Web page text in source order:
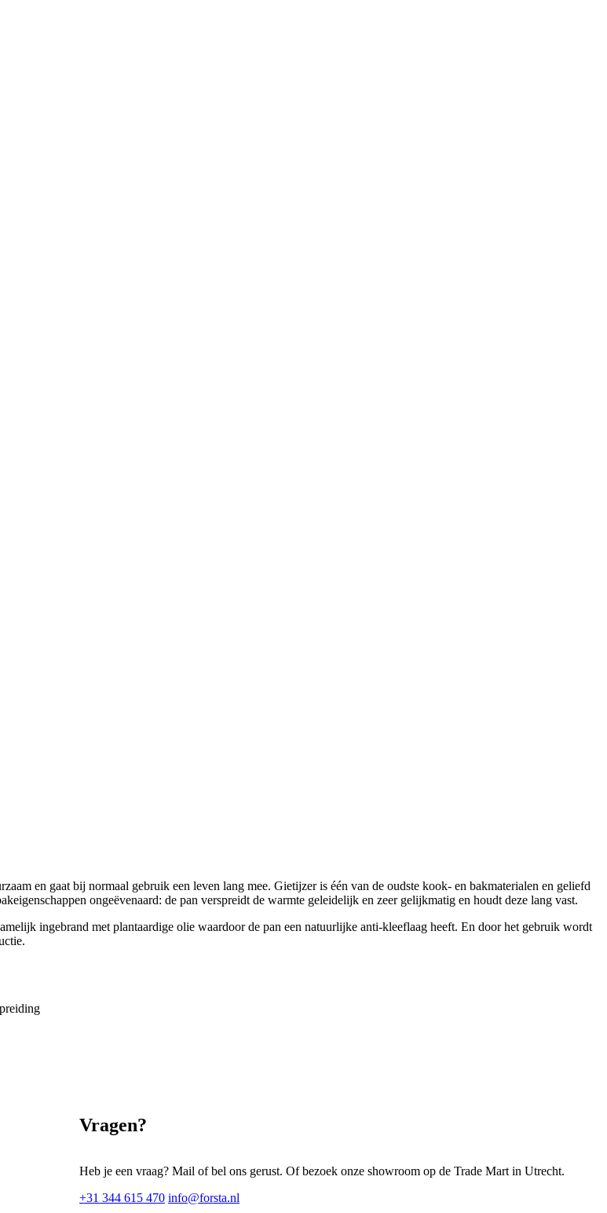
en gaat bij normaal gebruik een leven lang mee. Gietijzer is één van de oudste kook- en bakmaterialen en geliefd
ongeëvenaard: de pan verspreidt de warmte geleidelijk en zeer gelijkmatig en houdt deze lang vast.
ingebrand met plantaardige olie waardoor de pan een natuurlijke anti-kleeflaag heeft. En door het gebruik wordt
Vragen?
Heb je een vraag? Mail of bel ons gerust. Of bezoek onze showroom op de Trade Mart in Utrecht.
+31 344 615 470 info@forsta.nl